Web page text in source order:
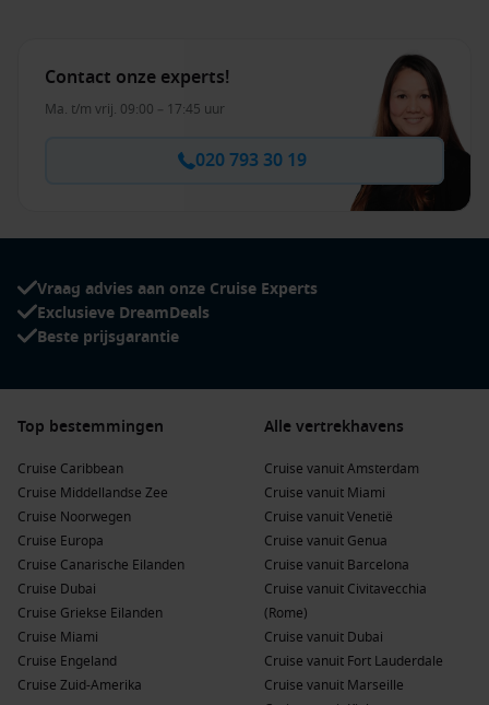
Contact onze experts!
Ma. t/m vrij. 09:00 – 17:45 uur
020 793 30 19
Vraag advies aan onze Cruise Experts
Exclusieve DreamDeals
Beste prijsgarantie
Top bestemmingen
Cruise Caribbean
Cruise Middellandse Zee
Cruise Noorwegen
Cruise Europa
Cruise Canarische Eilanden
Cruise Dubai
Cruise Griekse Eilanden
Cruise Miami
Cruise Engeland
Cruise Zuid-Amerika
Alle vertrekhavens
Cruise vanuit Amsterdam
Cruise vanuit Miami
Cruise vanuit Venetië
Cruise vanuit Genua
Cruise vanuit Barcelona
Cruise vanuit Civitavecchia
(Rome)
Cruise vanuit Dubai
Cruise vanuit Fort Lauderdale
Cruise vanuit Marseille